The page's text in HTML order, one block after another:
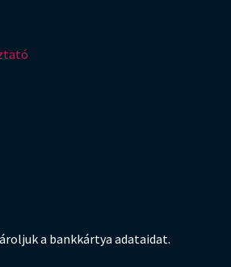
a bankkártya adataidat.